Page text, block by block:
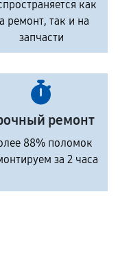
как
ремонт, так и на
запчасти
ремонт
88% поломок
за 2 часа